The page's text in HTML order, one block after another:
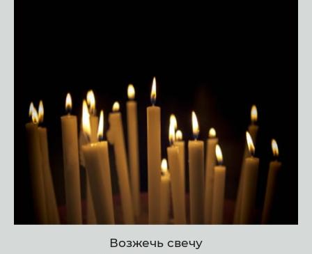
Возжечь свечу